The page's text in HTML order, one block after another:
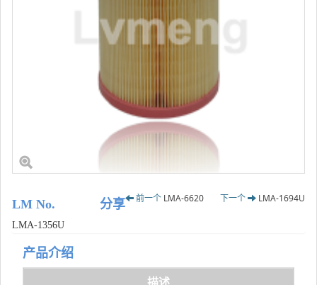
LM No.
LMA-1356U
分享 前一个 LMA-6620 下一个 LMA-1694U
产品介绍
描述